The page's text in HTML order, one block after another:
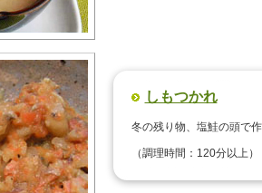
しもつかれ
冬の残り物、塩鮭の頭で
（調理時間：120分以上）